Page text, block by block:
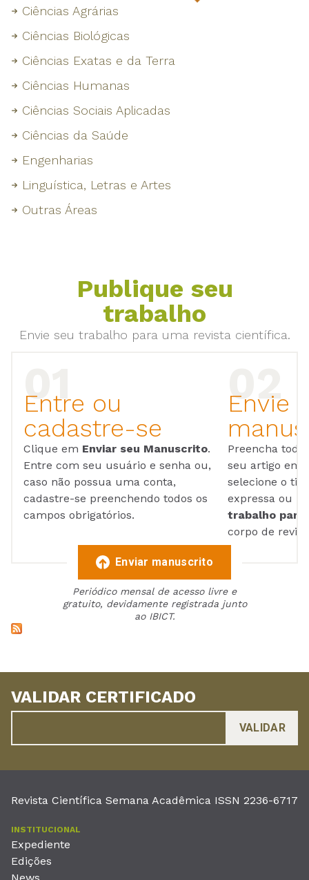
Ciências Agrárias
Ciências Biológicas
Ciências Exatas e da Terra
Ciências Humanas
Ciências Sociais Aplicadas
Ciências da Saúde
Engenharias
Linguística, Letras e Artes
Outras Áreas
Publique seu
trabalho
Envie seu trabalho para uma revista científica.
Entre ou
cadastre-se
Clique em Enviar seu Manuscrito.
Entre com seu usuário e senha ou,
caso não possua uma conta,
cadastre-se preenchendo todos os
campos obrigatórios.
Envie
Preencha
seu artigo em
selecione o
expressa ou
trabalho para
corpo de
Enviar manuscrito
Periódico mensal de acesso livre e
gratuito, devidamente registrada junto
ao IBICT.
VALIDAR CERTIFICADO
Revista Científica Semana Acadêmica ISSN 2236-6717
INSTITUCIONAL
Expediente
Edições